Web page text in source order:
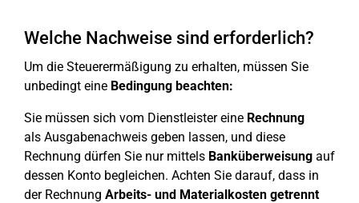
Welche Nachweise sind erforderlich?
Um die Steuerermäßigung zu erhalten, müssen Sie
unbedingt eine Bedingung beachten:
Sie müssen sich vom Dienstleister eine Rechnung
als Ausgabenachweis geben lassen, und diese
Rechnung dürfen Sie nur mittels Banküberweisung auf
dessen Konto begleichen. Achten Sie darauf, dass in
der Rechnung Arbeits- und Materialkosten getrennt